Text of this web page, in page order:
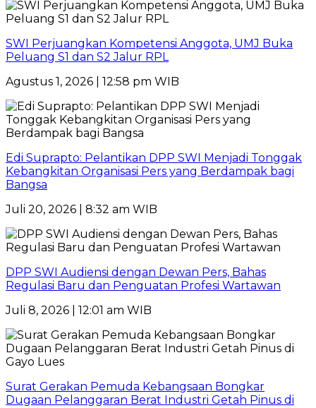
SWI Perjuangkan Kompetensi Anggota, UMJ Buka
Peluang S1 dan S2 Jalur RPL
Agustus 1, 2026 | 12:58 pm WIB
Edi Suprapto: Pelantikan DPP SWI Menjadi Tonggak
Kebangkitan Organisasi Pers yang Berdampak bagi
Bangsa
Juli 20, 2026 | 8:32 am WIB
DPP SWI Audiensi dengan Dewan Pers, Bahas
Regulasi Baru dan Penguatan Profesi Wartawan
Juli 8, 2026 | 12:01 am WIB
Surat Gerakan Pemuda Kebangsaan Bongkar
Dugaan Pelanggaran Berat Industri Getah Pinus di